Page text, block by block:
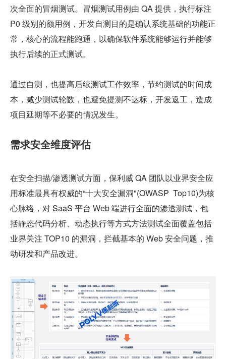
次全面的冒烟测试。冒烟测试用例由 QA 提供，执行标注
P0 级别的额用例，开发自测目的是确认系统基础的功能正
常，核心的流程能跑通，以确保软件系统能够运行并能够
执行后续的正式测试。
通过自测，也提高后续测试工作效率，节约测试的时间成
本，减少测试轮数，也避免提测不达标，开发返工，造成
项目延期等不必要的情况发生。
需求安全维度评估
在安全扫描/渗透测试方面，保利威 QA 团队以业界安全应
用标准最具有权威的“十大安全漏洞"(OWASP  Top10)为核
心脉络，对 SaaS 平台 Web 端进行全面的渗透测试，包
括静态代码分析、动态执行等方式方法测试全面覆盖包括
业界关注 TOP10 的漏洞，拦截基本的 Web 安全问题，推
动研发和产品改进。